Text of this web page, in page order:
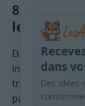
8.
les Écrans
Dans notre
intégrante de
travail,
passons une
dans
Des idées